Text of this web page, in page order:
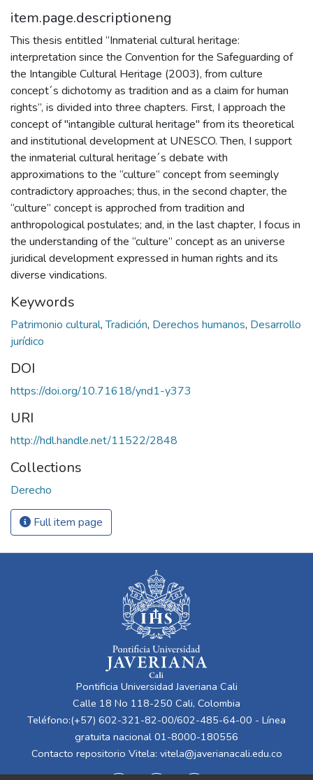
item.page.descriptioneng
This thesis entitled “Inmaterial cultural heritage:
interpretation since the Convention for the Safeguarding of
the Intangible Cultural Heritage (2003), from culture
concept´s dichotomy as tradition and as a claim for human
rights”, is divided into three chapters. First, I approach the
concept of "intangible cultural heritage" from its theoretical
and institutional development at UNESCO. Then, I support
the inmaterial cultural heritage´s debate with
approximations to the “culture” concept from seemingly
contradictory approaches; thus, in the second chapter, the
“culture” concept is approched from tradition and
anthropological postulates; and, in the last chapter, I focus in
the understanding of the “culture” concept as an universe
juridical development expressed in human rights and its
diverse vindications.
Keywords
Patrimonio cultural,Tradición, Derechos humanos, Desarrollo
jurídico
DOI
https://doi.org/10.71618/ynd1-y373
URI
http://hdl.handle.net/11522/2848
Collections
Derecho
Full item page
Pontificia Universidad Javeriana Cali
Calle 18 No 118-250 Cali, Colombia
Teléfono:(+57) 602-321-82-00/602-485-64-00 - Línea
gratuita nacional 01-8000-180556
Contacto repositorio Vitela: vitela@javerianacali.edu.co